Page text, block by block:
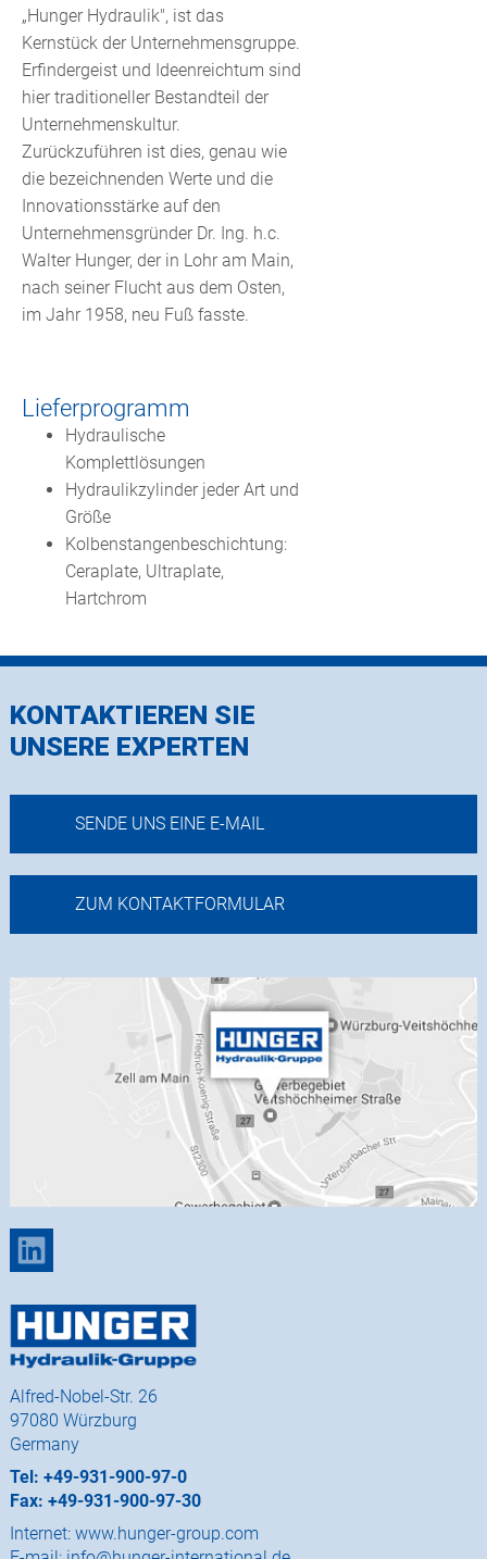
„Hunger Hydraulik", ist das
Kernstück der Unternehmensgruppe.
Erfindergeist und Ideenreichtum sind
hier traditioneller Bestandteil der
Unternehmenskultur.
Zurückzuführen ist dies, genau wie
die bezeichnenden Werte und die
Innovationsstärke auf den
Unternehmensgründer Dr. Ing. h.c.
Walter Hunger, der in Lohr am Main,
nach seiner Flucht aus dem Osten,
im Jahr 1958, neu Fuß fasste.
Lieferprogramm
Hydraulische
Komplettlösungen
Hydraulikzylinder jeder Art und
Größe
Kolbenstangenbeschichtung:
Ceraplate, Ultraplate,
Hartchrom
Alfred-Nobel-Str. 26
97080 Würzburg
Germany
Tel: +49-931-900-97-0
Fax: +49-931-900-97-30
Internet: www.hunger-group.com
KONTAKTIEREN SIE
UNSERE EXPERTEN
SENDE UNS EINE E-MAIL
ZUM KONTAKTFORMULAR